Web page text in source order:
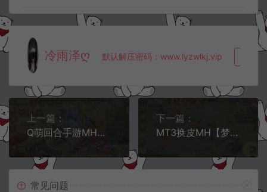
冷雨泽ღ 默认解压密码：www.lyzwlkj.vip
上一篇：
Q萌回合手游MH诛仙【萌猪世界13职业】3月最新整理Linux手工服务端+本地IP验证+GM后台+安卓苹果双端+详细搭建教程
下一篇：
MT3换皮MH【梦回西游】3月最新整理Linux手工服务端+管理后台+GM后台+福利后台+安卓苹果双端+详细搭建教程
常见问题